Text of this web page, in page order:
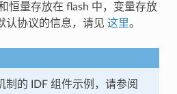
恒量存放在 flash 中，变量存放
认协议的信息，请见 这里。
制的 IDF 组件示例，请参阅